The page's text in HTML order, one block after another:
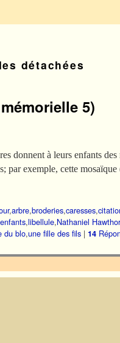
détachées
5)
donnent à leurs enfants
par exemple, cette
,arbre,broderies,caresses,
,libellule,Nathaniel
du blo,une fille des fils | 14